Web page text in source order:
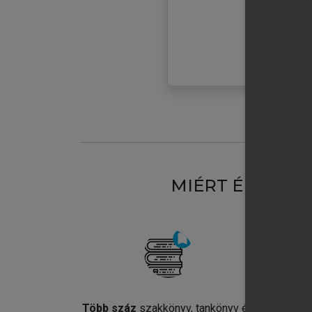
MIÉRT
Több száz szakkönyv, tankönyv és